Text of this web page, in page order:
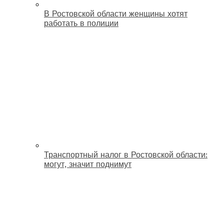
В Ростовской области женщины хотят
работать в полиции
Транспортный налог в Ростовской области:
могут, значит поднимут